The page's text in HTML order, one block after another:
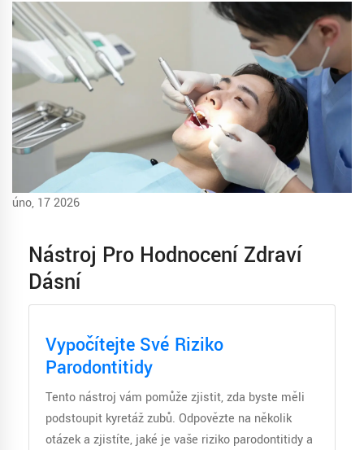
úno, 17 2026
Nástroj Pro Hodnocení Zdraví
Dásní
Vypočítejte Své Riziko
Parodontitidy
Tento nástroj vám pomůže zjistit, zda byste měli
podstoupit kyretáž zubů. Odpovězte na několik
otázek a zjistíte, jaké je vaše riziko parodontitidy a